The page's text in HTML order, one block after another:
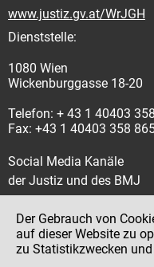
www.justiz.gv.at/WrJGH
Dienststelle:
1080 Wien
Wickenburggasse 18-20
Telefon: + 43 1 40403
Fax: +43 1 40403 358
Social Media Kanäle
der Justiz und des BMJ
Impressum
Der Gebrauch von
auf dieser Website zu
zu Statistikzwecken